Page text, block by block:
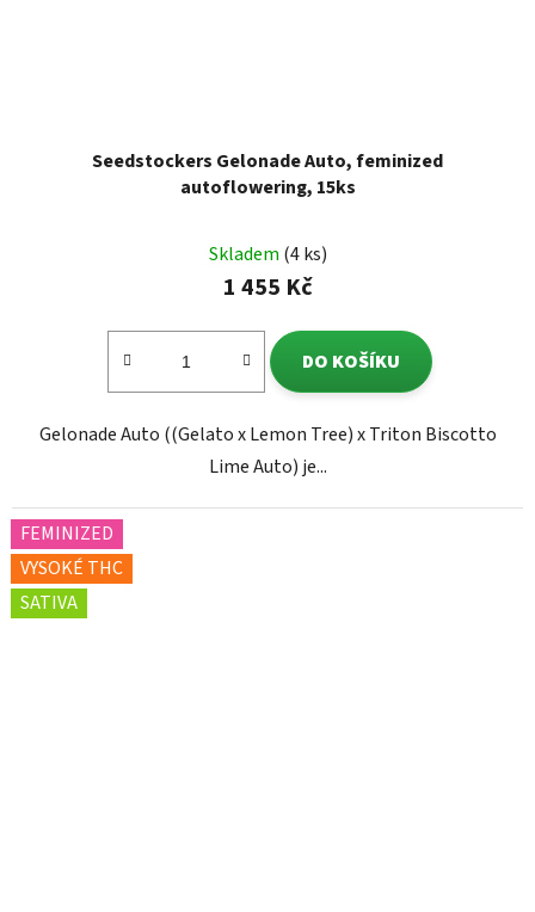
Seedstockers Gelonade Auto, feminized
autoflowering, 15ks
Skladem (4 ks)
1 455 Kč
DO KOŠÍKU
Gelonade Auto ((Gelato x Lemon Tree) x Triton Biscotto
Lime Auto) je...
FEMINIZED
VYSOKÉ THC
SATIVA